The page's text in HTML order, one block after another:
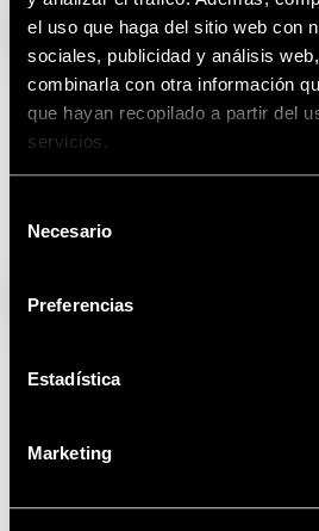
el uso que haga del sitio web con
sociales, publicidad y análisis
combinarla con otra información
que hayan recopilado a partir del
servicios.
Necesario
Preferencias
Estadística
Marketing
Cordón Goma